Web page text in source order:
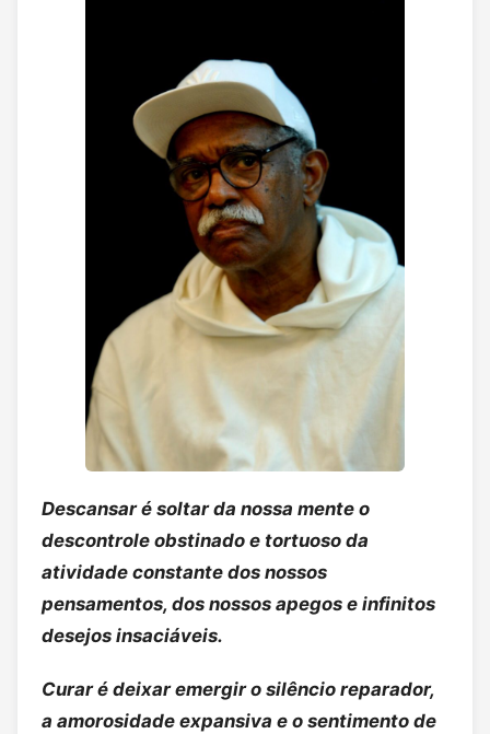
Descansar é soltar da nossa mente o
descontrole obstinado e tortuoso da
atividade constante dos nossos
pensamentos, dos nossos apegos e infinitos
desejos insaciáveis.
Curar é deixar emergir o silêncio reparador,
a amorosidade expansiva e o sentimento de